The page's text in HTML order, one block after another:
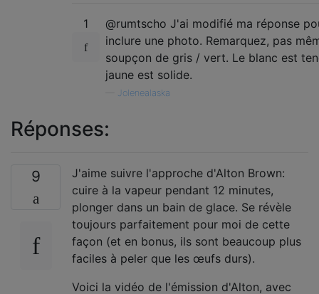
1
@rumtscho J'ai modifié ma réponse
inclure une photo. Remarquez, pas
soupçon de gris / vert. Le blanc est
jaune est solide.
Jolenealaska
Réponses:
9
J'aime suivre l'approche d'Alton Brown:
cuire à la vapeur pendant 12 minutes,
plonger dans un bain de glace. Se révèle
toujours parfaitement pour moi de cette
façon (et en bonus, ils sont beaucoup plus
faciles à peler que les œufs durs).
Voici la vidéo de l'émission d'Alton, avec